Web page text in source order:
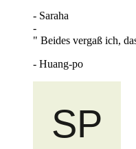
- Saraha
-
" Beides vergaß ich,
- Huang-po